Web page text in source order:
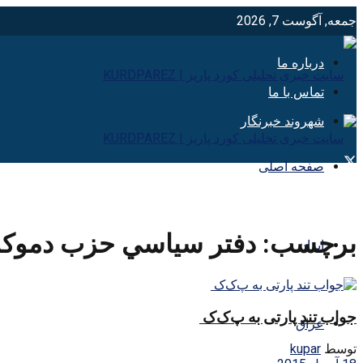
جمعه, آگوست 7, 2026
درباره ما
تماس با ما
شهروند خبرنگار
صفحه اصلی
ایران
عراق
برچسب: دفتر سياسي حزب
جواب تند پارتی بە پ‌ک‌ک
توسط kupar